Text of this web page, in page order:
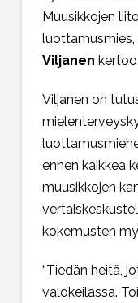
Muusikkojen
Viljanen kertoo.
Viljanen on
ennen kaikkea
muusikkojen
kokemusten
“Tiedän heitä,
valokeilassa.